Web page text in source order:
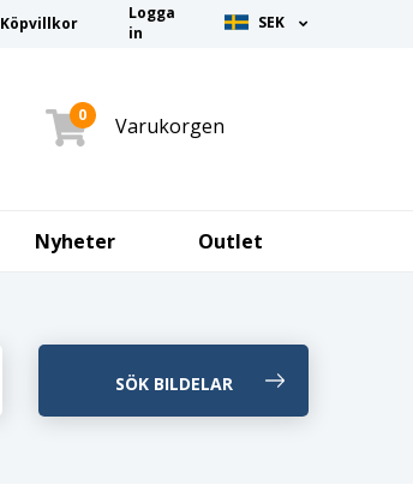
Köpvillkor
Logga
in
SEK
0 Varukorgen
Nyheter Outlet